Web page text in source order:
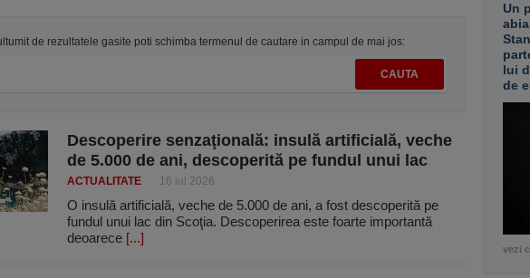
de rezultatele gasite poti schimba termenul de cautare in campul de mai jos:
Descoperire senzaţională: insulă artificială, veche
de 5.000 de ani, descoperită pe fundul unui lac
ACTUALITATE 16 iul 2026
O insulă artificială, veche de 5.000 de ani, a fost descoperită pe
fundul unui lac din Scoţia. Descoperirea este foarte importantă
deoarece [...]
Un
lui
de
vezi